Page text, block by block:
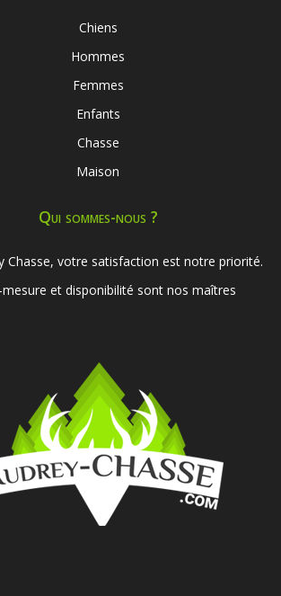
Chiens
Hommes
Femmes
Enfants
Chasse
Maison
Qui sommes-nous ?
Chasse, votre satisfaction est notre priorité.
et disponibilité sont nos maîtres